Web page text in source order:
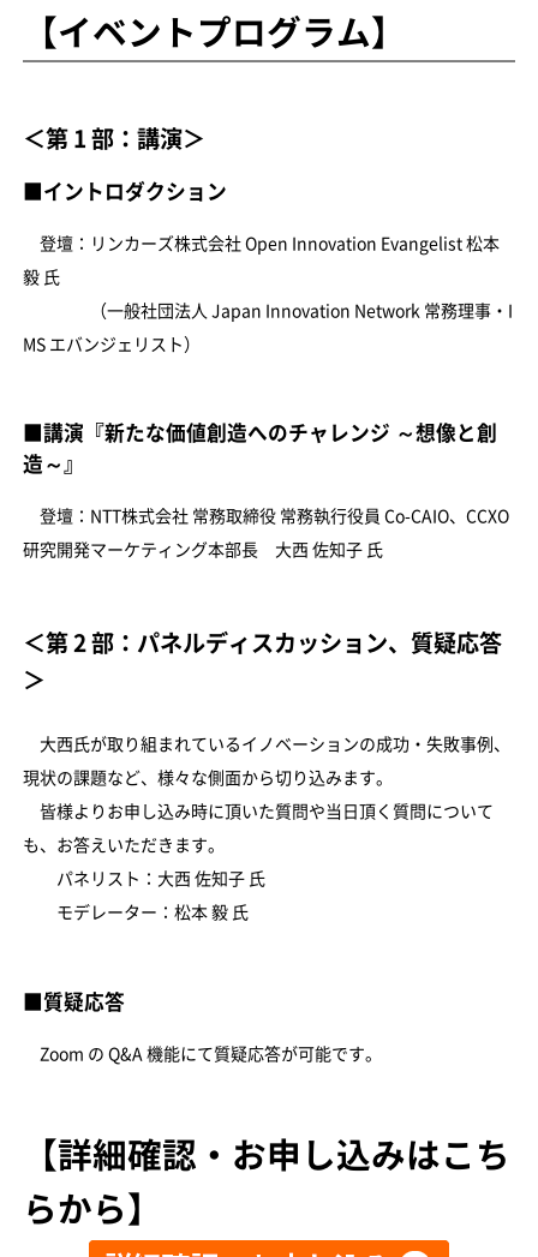
【イベントプログラム】
＜第 1 部：講演＞
■イントロダクション
登壇：リンカーズ株式会社 Open Innovation Evangelist 松本
毅 氏
（一般社団法人 Japan Innovation Network 常務理事・I
MS エバンジェリスト）
■講演『新たな価値創造へのチャレンジ ～想像と創
造～』
登壇：NTT株式会社 常務取締役 常務執行役員 Co-CAIO、CCXO
研究開発マーケティング本部長 大西 佐知子 氏
＜第 2 部：パネルディスカッション、質疑応答
＞
大西氏が取り組まれているイノベーションの成功・失敗事例、
現状の課題など、様々な側面から切り込みます。
皆様よりお申し込み時に頂いた質問や当日頂く質問について
も、お答えいただきます。
パネリスト：大西 佐知子 氏
モデレーター：松本 毅 氏
■質疑応答
Zoom の Q&A 機能にて質疑応答が可能です。
【詳細確認・お申し込みはこち
らから】